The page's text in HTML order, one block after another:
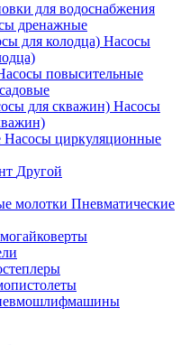
для водоснабжения
дренажные
Насосы
повысительные
Насосы
Насосы циркуляционные
Другой
Пневматические